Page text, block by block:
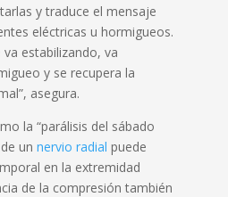
y traduce el mensaje
eléctricas u hormigueos.
estabilizando, va
y se recupera la
asegura.
la “parálisis del sábado
un nervio radial puede
en la extremidad
de la compresión también